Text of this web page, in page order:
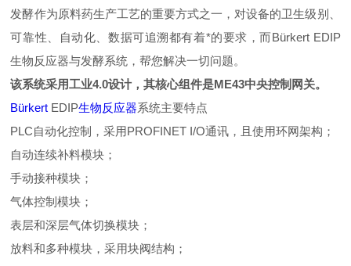
发酵作为原料药生产工艺的重要方式之一，对设备的卫生级别、
可靠性、自动化、数据可追溯都有着*的要求，而Bürkert EDIP
生物反应器与发酵系统，帮您解决一切问题。
该系统采用工业4.0设计，其核心组件是ME43中央控制网关。
Bürkert EDIP生物反应器系统主要特点
PLC自动化控制，采用PROFINET I/O通讯，且使用环网架构；
自动连续补料模块；
手动接种模块；
气体控制模块；
表层和深层气体切换模块；
放料和多种模块，采用块阀结构；